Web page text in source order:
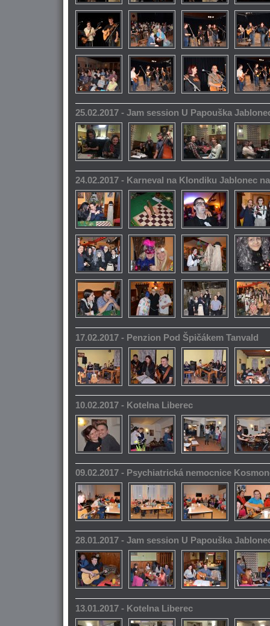
25.02.2017 - Jam session U Papouška
24.02.2017 - Karneval na Klondiku Jablonec
17.02.2017 - Penzion Pod Špičákem Tanvald
10.02.2017 - Kotelna Liberec
09.02.2017 - Psychiatrická nemocnice
28.01.2017 - Jam session U Papouška
13.01.2017 - Kotelna Liberec